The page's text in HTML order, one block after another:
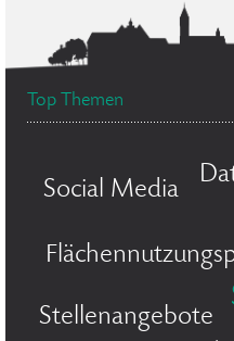
Top Themen
Social Media
Stellenangebote